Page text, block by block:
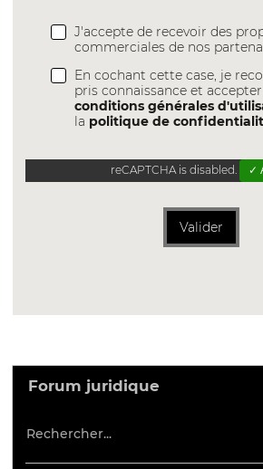
J'accepte de recevoir des
commerciales de nos
En cochant cette case, je
pris connaissance et
conditions générales
la politique de
reCAPTCHA is disabled. ✓
Valider
Forum juridique